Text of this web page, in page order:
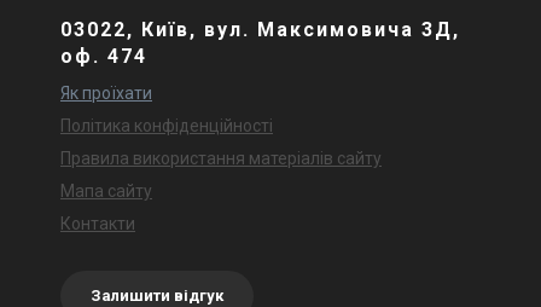
03022, Київ, вул. Максимовича 3Д,
оф. 474
Як проїхати
Політика конфіденційності
Правила використання матеріалів сайту
Мапа сайту
Контакти
Залишити відгук